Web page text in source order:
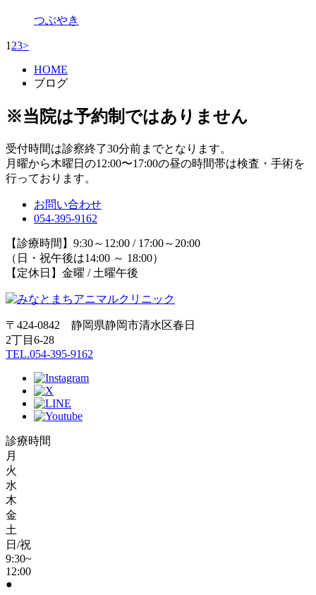
つぶやき
1 23>
HOME
ブログ
※当院は予約制ではありません
受付時間は診察終了30分前までとなります。
月曜から木曜日の12:00〜17:00の昼の時間帯は検査・手術を
行っております。
お問い合わせ
054-395-9162
【診療時間】9:30～12:00 / 17:00～20:00
（日・祝午後は14:00 ～ 18:00）
【定休日】金曜 / 土曜午後
〒424-0842 静岡県静岡市清水区春日
2丁目6-28
TEL.054-395-9162
診療時間
月
火
水
木
金
土
日/祝
9:30~
12:00
●